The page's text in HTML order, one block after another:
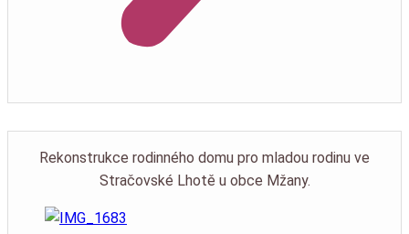
Rekonstrukce rodinného domu pro mladou rodinu ve
Stračovské Lhotě u obce Mžany.